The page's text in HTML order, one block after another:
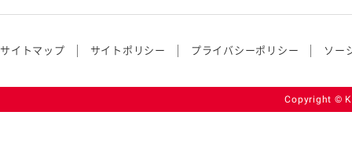
サイトマップ サイトポリシー プライバシーポリシー ソー
Copyright ©